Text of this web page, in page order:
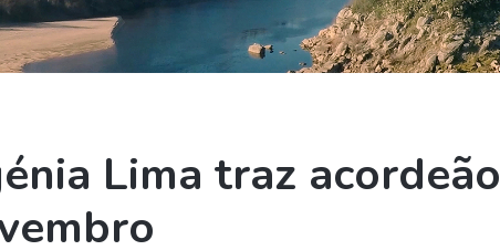
Lima traz acordeão